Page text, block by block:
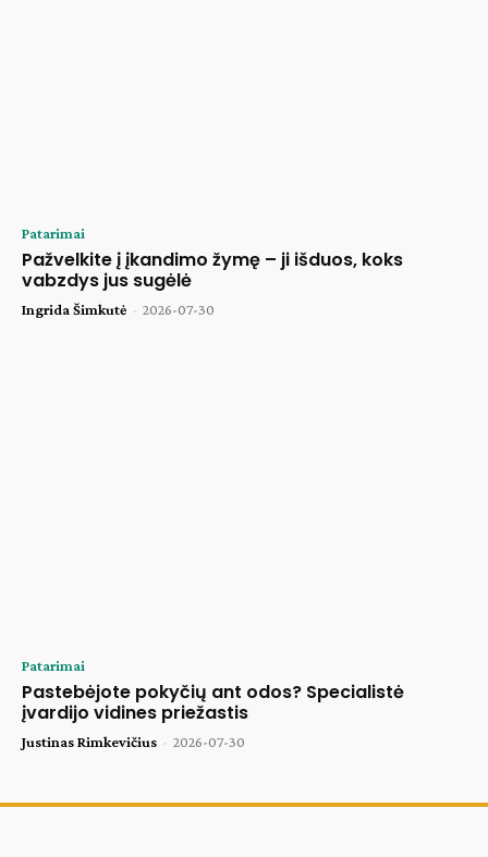
Patarimai
Pažvelkite į įkandimo žymę – ji išduos, koks
vabzdys jus sugėlė
Ingrida Šimkutė - 2026-07-30
Patarimai
Pastebėjote pokyčių ant odos? Specialistė
įvardijo vidines priežastis
Justinas Rimkevičius - 2026-07-30